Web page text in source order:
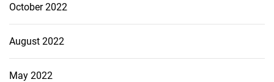
October 2022
August 2022
May 2022